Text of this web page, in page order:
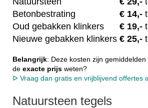
Betonbestrating
€ 14,-
Oud gebakken klinkers
€ 19,-
Nieuwe gebakken klinkers € 25,-
Belangrijk: Deze kosten zijn gemiddelden
de exacte prijs weten?
ᐅ Vraag dan gratis en vrijblijvend offertes
Natuursteen tegels